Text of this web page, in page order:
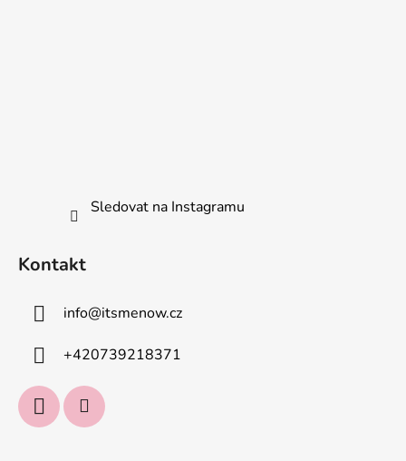
Sledovat na Instagramu
Kontakt
info@itsmenow.cz
+420739218371